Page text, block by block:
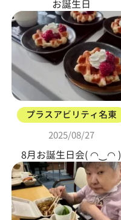
お誕生日
プラスアビリティ名東
2025/08/27
8月お誕生日会( ◠‿◠ )